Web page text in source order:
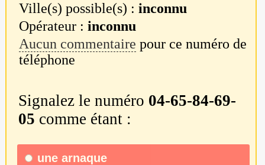
Ville(s) possible(s) :inconnu
Opérateur :inconnu
Aucun commentaire pour ce numéro de
téléphone
Signalez le numéro 04-65-84-69-
05 comme étant :
une arnaque